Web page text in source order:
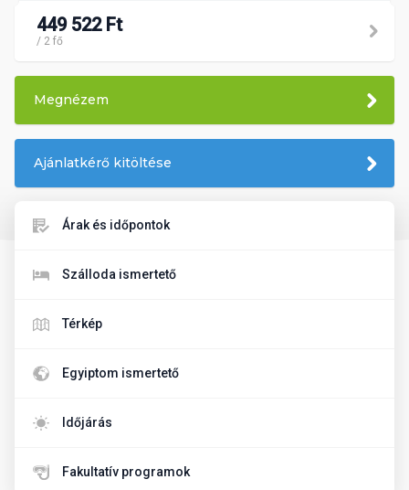
449 522 Ft
/ 2 fő
Megnézem
Ajánlatkérő kitöltése
Árak és időpontok
Szálloda ismertető
Térkép
Egyiptom ismertető
Időjárás
Fakultatív programok